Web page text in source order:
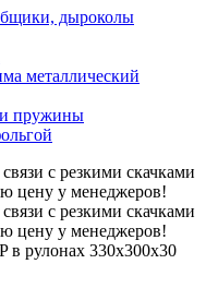
дыроколы
металлический
пружины
с резкими скачками
цену у менеджеров!
с резкими скачками
цену у менеджеров!
в рулонах 330х300х30